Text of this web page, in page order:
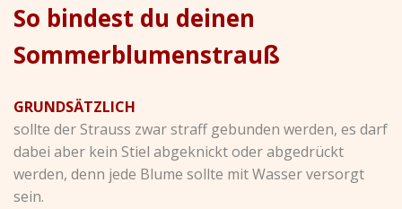
So bindest du deinen
Sommerblumenstrauß
GRUNDSÄTZLICH
sollte der Strauss zwar straff gebunden werden, es darf
dabei aber kein Stiel abgeknickt oder abgedrückt
werden, denn jede Blume sollte mit Wasser versorgt
sein.